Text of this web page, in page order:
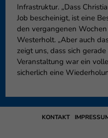
Infrastruktur. „Dass
Job bescheinigt, ist eine
den vergangenen
Westerholt. „Aber auch
zeigt uns, dass sich
Veranstaltung war ein
sicherlich eine
KONTAKT